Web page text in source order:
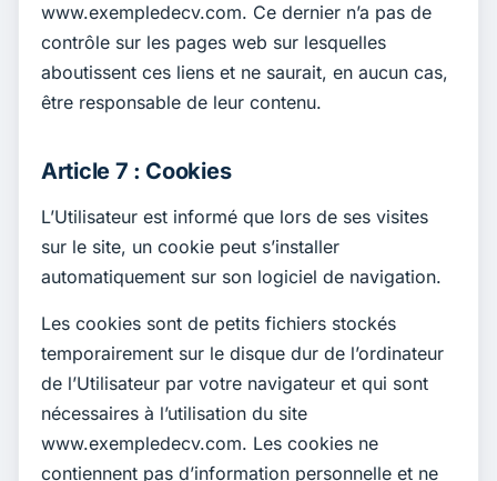
www.exempledecv.com. Ce dernier n’a pas de
contrôle sur les pages web sur lesquelles
aboutissent ces liens et ne saurait, en aucun cas,
être responsable de leur contenu.
Article 7 : Cookies
L’Utilisateur est informé que lors de ses visites
sur le site, un cookie peut s’installer
automatiquement sur son logiciel de navigation.
Les cookies sont de petits fichiers stockés
temporairement sur le disque dur de l’ordinateur
de l’Utilisateur par votre navigateur et qui sont
nécessaires à l’utilisation du site
www.exempledecv.com. Les cookies ne
contiennent pas d’information personnelle et ne